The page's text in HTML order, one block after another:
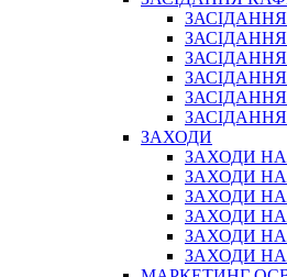
ЗАХОДИ
ЗАХОДИ НА
ЗАХОДИ НА
ЗАХОДИ НА
ЗАХОДИ НА
ЗАХОДИ НА
ЗАХОДИ НА